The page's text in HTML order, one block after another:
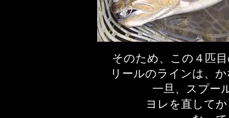
そのため、この４匹
リールのラインは、
一旦、スプー
ヨレを直して